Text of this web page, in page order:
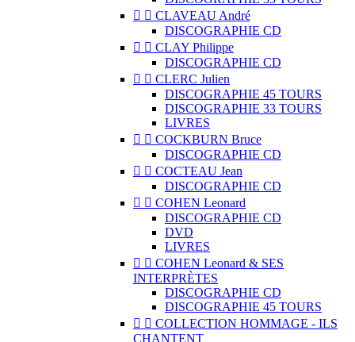
  CLAVEAU André
DISCOGRAPHIE CD
  CLAY Philippe
DISCOGRAPHIE CD
  CLERC Julien
DISCOGRAPHIE 45 TOURS
DISCOGRAPHIE 33 TOURS
LIVRES
  COCKBURN Bruce
DISCOGRAPHIE CD
  COCTEAU Jean
DISCOGRAPHIE CD
  COHEN Leonard
DISCOGRAPHIE CD
DVD
LIVRES
  COHEN Leonard & SES
INTERPRÈTES
DISCOGRAPHIE CD
DISCOGRAPHIE 45 TOURS
  COLLECTION HOMMAGE - ILS
CHANTENT